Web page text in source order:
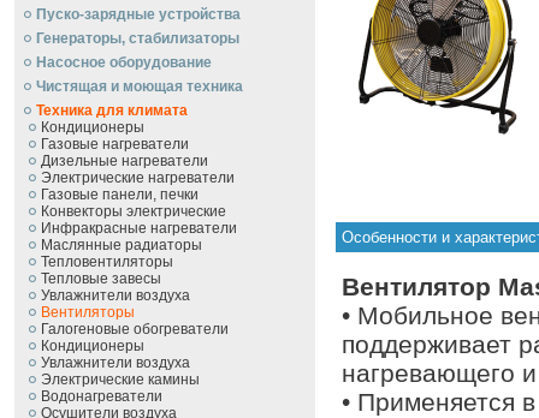
Пуско-зарядные устройства
Генераторы, стабилизаторы
Насосное оборудование
Чистящая и моющая техника
Техника для климата
Кондиционеры
Газовые нагреватели
Дизельные нагреватели
Электрические нагреватели
Газовые панели, печки
Конвекторы электрические
Инфракрасные нагреватели
Маслянные радиаторы
Тепловентиляторы
Тепловые завесы
Увлажнители воздуха
Вентиляторы
Галогеновые обогреватели
Кондиционеры
Увлажнители воздуха
Электрические камины
Водонагреватели
Осушители воздуха
Особенности и
Вентилятор
• Мобильное
поддерживает
нагревающего
• Применяется